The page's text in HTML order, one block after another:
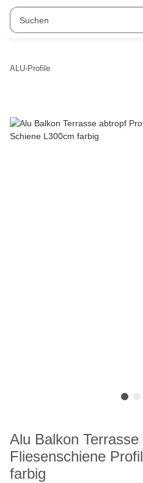
ALU-Profile
Alu Balkon
Fliesenschiene
farbig